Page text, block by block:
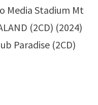
Media Stadium Mt
(2CD) (2024)
Paradise (2CD)